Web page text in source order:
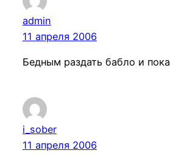
admin
11 апреля 2006
Бедным раздать бабло и
i_sober
11 апреля 2006